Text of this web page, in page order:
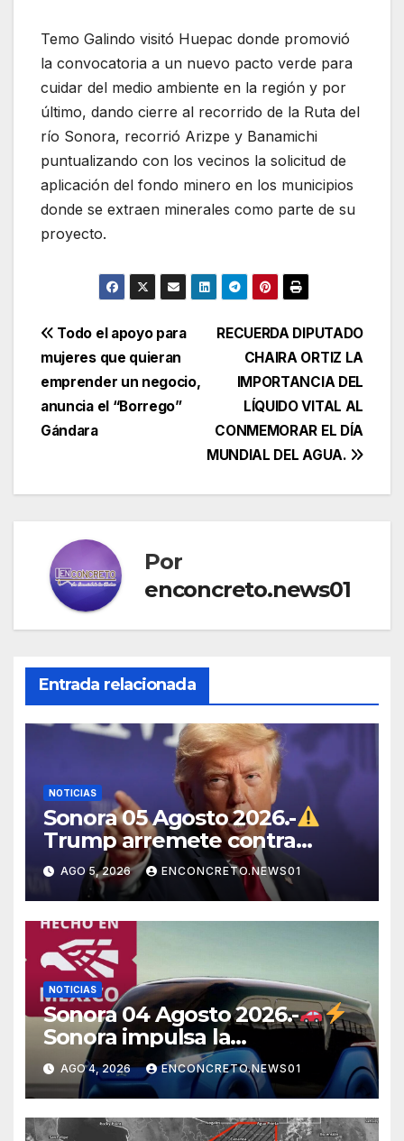
Temo Galindo visitó Huepac donde promovió
la convocatoria a un nuevo pacto verde para
cuidar del medio ambiente en la región y por
último, dando cierre al recorrido de la Ruta del
río Sonora, recorrió Arizpe y Banamichi
puntualizando con los vecinos la solicitud de
aplicación del fondo minero en los municipios
donde se extraen minerales como parte de su
proyecto.
Navegación
de
entradas
RECUERDA DIPUTADO
CHAIRA ORTIZ LA
IMPORTANCIA DEL
LÍQUIDO VITAL AL
CONMEMORAR EL DÍA
MUNDIAL DEL AGUA.
Todo el apoyo para
mujeres que quieran
emprender un negocio,
anuncia el “Borrego”
Gándara
Por
enconcreto.news01
Entrada relacionada
NOTICIAS
Sonora 05 Agosto 2026.-
Trump arremete contra
México, Canadá y otras
potencias por supuestos
abusos comerciales
AGO 5, 2026 ENCONCRETO.NEWS01
NOTICIAS
Sonora 04 Agosto 2026.-
Sonora impulsa la
electromovilidad con
«Beyond», un vehículo
eléctrico desarrollado junto al
ITH
AGO 4, 2026 ENCONCRETO.NEWS01